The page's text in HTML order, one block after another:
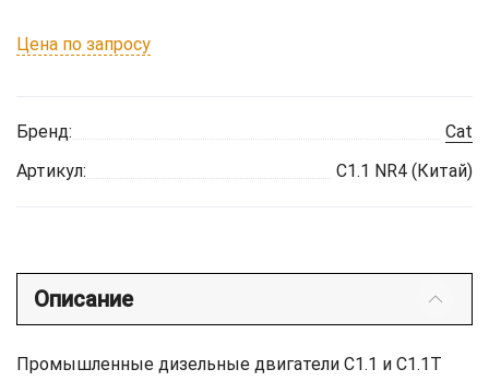
Цена по запросу
Бренд:
Cat
Артикул:
C1.1 NR4 (Китай)
Описание
Промышленные дизельные двигатели C1.1 и C1.1T